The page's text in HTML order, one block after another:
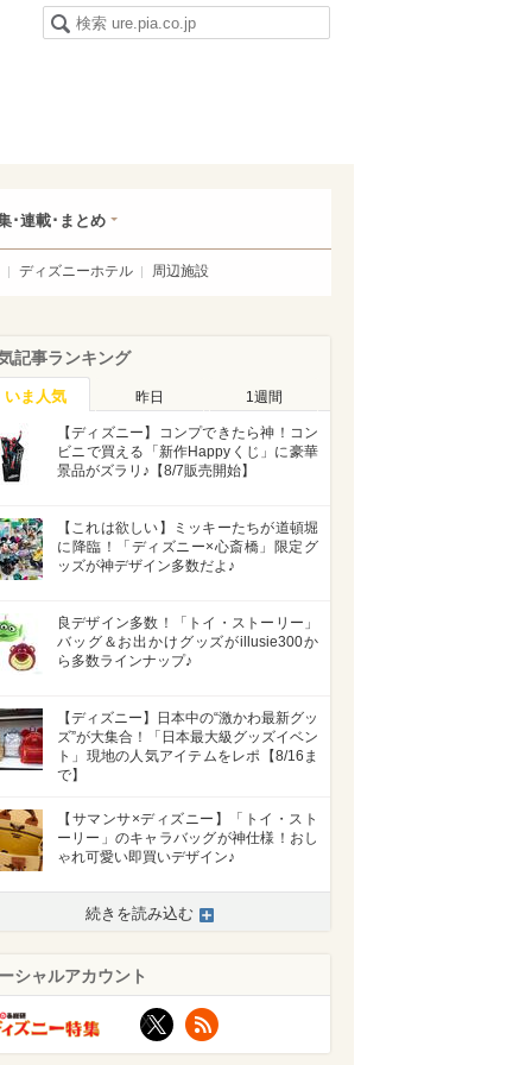
･連載･まとめ
ディズニーホテル 周辺施設
記事ランキング
いま人気 昨日 1週間
【ディズニー】コンプできたら神！コン
ビニで買える「新作Happyくじ」に豪華
景品がズラリ♪【8/7販売開始】
【これは欲しい】ミッキーたちが道頓堀
に降臨！「ディズニー×心斎橋」限定グ
ッズが神デザイン多数だよ♪
良デザイン多数！「トイ・ストーリー」
バッグ＆お出かけグッズがillusie300か
ら多数ラインナップ♪
【ディズニー】日本中の“激かわ最新グッ
ズ”が大集合！「日本最大級グッズイベン
ト」現地の人気アイテムをレポ【8/16ま
で】
【サマンサ×ディズニー】「トイ・スト
ーリー」のキャラバッグが神仕様！おし
ゃれ可愛い即買いデザイン♪
続きを読み込む
シャルアカウント
X